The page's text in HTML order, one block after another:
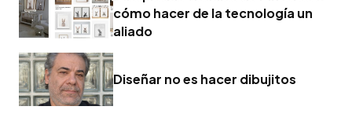
cómo hacer de la tecnología un
aliado
Diseñar no es hacer dibujitos